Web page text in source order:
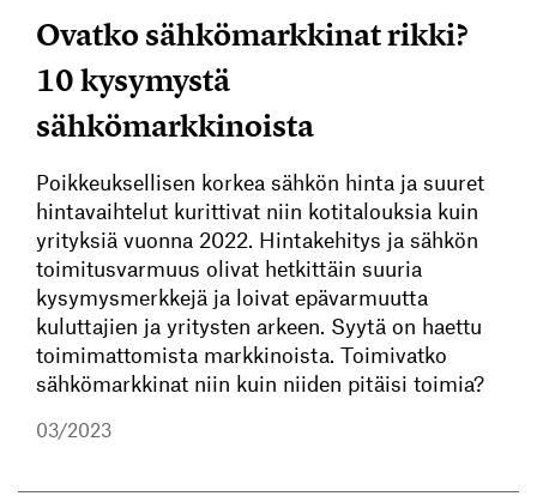
Ovatko sähkömarkkinat rikki?
10 kysymystä
sähkömarkkinoista
Poikkeuksellisen korkea sähkön hinta ja suuret
hintavaihtelut kurittivat niin kotitalouksia kuin
yrityksiä vuonna 2022. Hintakehitys ja sähkön
toimitusvarmuus olivat hetkittäin suuria
kysymysmerkkejä ja loivat epävarmuutta
kuluttajien ja yritysten arkeen. Syytä on haettu
toimimattomista markkinoista. Toimivatko
sähkömarkkinat niin kuin niiden pitäisi toimia?
03/2023